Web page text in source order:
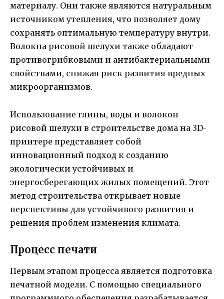
материалу. Они также являются натуральным
источником утепления, что позволяет дому
сохранять оптимальную температуру внутри.
Волокна рисовой шелухи также обладают
противогрибковыми и антибактериальными
свойствами, снижая риск развития вредных
микроорганизмов.
Использование глины, воды и волокон
рисовой шелухи в строительстве дома на 3D-
принтере представляет собой
инновационный подход к созданию
экологически устойчивых и
энергосберегающих жилых помещений. Этот
метод строительства открывает новые
перспективы для устойчивого развития и
решения проблем изменения климата.
Процесс печати
Первым этапом процесса является подготовка
печатной модели. С помощью специального